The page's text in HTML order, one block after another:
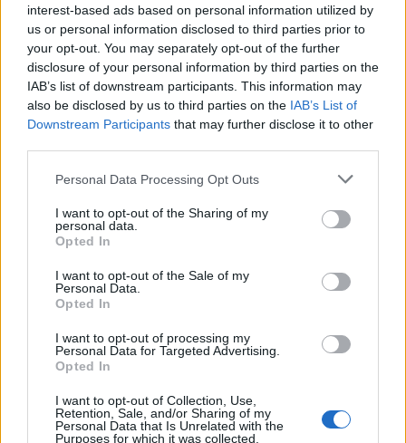
interest-based ads based on personal information utilized by
us or personal information disclosed to third parties prior to
your opt-out. You may separately opt-out of the further
disclosure of your personal information by third parties on the
IAB’s list of downstream participants. This information may
also be disclosed by us to third parties on the IAB’s List of
Downstream Participants that may further disclose it to other
Personal Data Processing Opt Outs
I want to opt-out of the Sharing of my
personal data.
Opted In
I want to opt-out of the Sale of my
Personal Data.
Opted In
I want to opt-out of processing my
Personal Data for Targeted Advertising.
Opted In
I want to opt-out of Collection, Use,
Retention, Sale, and/or Sharing of my
Personal Data that Is Unrelated with the
Purposes for which it was collected.
Γιάννης Χατζής, πρόεδρος ΠΟΞ: «Ο ελληνικός
τουρισμός άντεξε τις διεθνείς κρίσεις, αλλά
ανταγωνιστικός» (ηχητικό)